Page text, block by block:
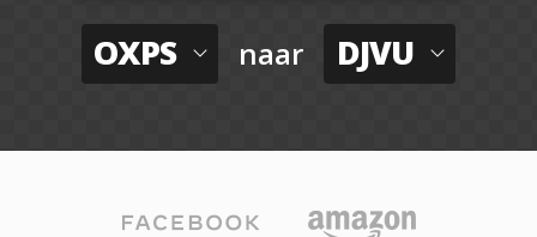
OXPS naar DJVU